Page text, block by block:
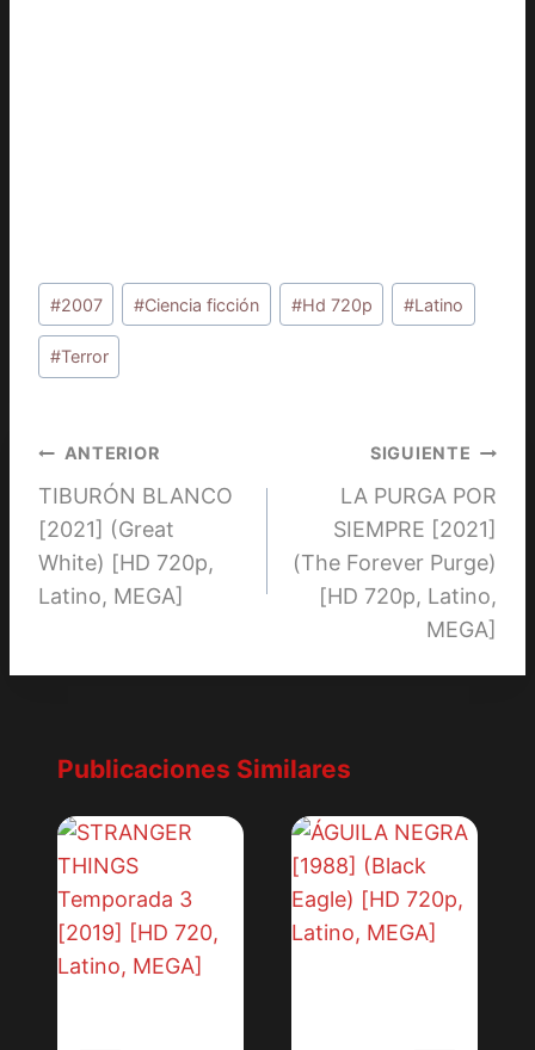
Etiquetas
de
la
#2007 #Ciencia ficción #Hd 720p #Latino
#Terror
Navegación
de
entradas
ANTERIOR
TIBURÓN BLANCO
[2021] (Great
White) [HD 720p,
Latino, MEGA]
SIGUIENTE
LA PURGA POR
SIEMPRE [2021]
(The Forever Purge)
[HD 720p, Latino,
MEGA]
Publicaciones Similares